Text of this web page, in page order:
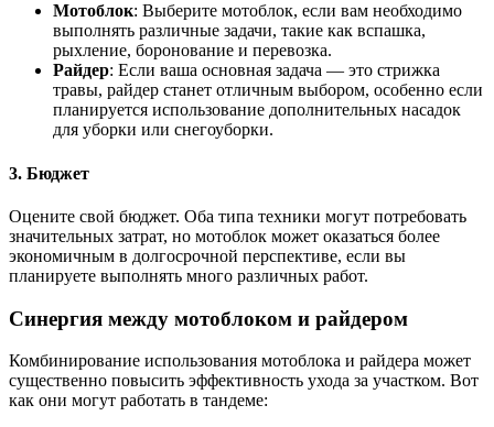
Мотоблок: Выберите мотоблок, если вам необходимо
выполнять различные задачи, такие как вспашка,
рыхление, боронование и перевозка.
Райдер: Если ваша основная задача — это стрижка
травы, райдер станет отличным выбором, особенно если
планируется использование дополнительных насадок
для уборки или снегоуборки.
3. Бюджет
Оцените свой бюджет. Оба типа техники могут потребовать
значительных затрат, но мотоблок может оказаться более
экономичным в долгосрочной перспективе, если вы
планируете выполнять много различных работ.
Синергия между мотоблоком и райдером
Комбинирование использования мотоблока и райдера может
существенно повысить эффективность ухода за участком. Вот
как они могут работать в тандеме: